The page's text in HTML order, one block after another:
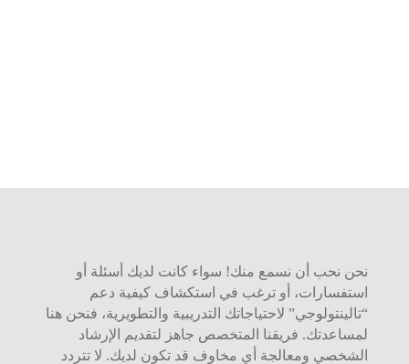
نحن نحب أن نسمع منك! سواء كانت لديك أسئلة أو
استفسارات، أو ترغب في استكشاف كيفية دعم
“تالينتولوجي” لاحتياجاتك التدريبية والتطويرية، فنحن هنا
لمساعدتك. فريقنا المتخصص جاهز لتقديم الإرشاد
الشخصي ومعالجة أي مخاوف قد تكون لديك. لا تتردد